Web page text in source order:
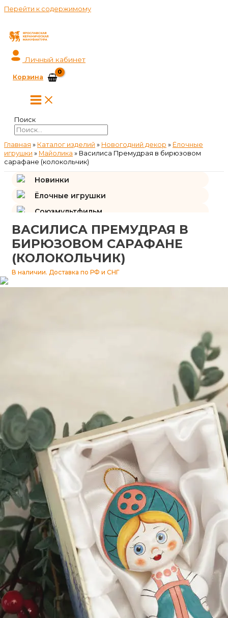
Перейти к содержимому
Личный кабинет
Корзина
Поиск
Главная » Каталог изделий » Новогодний декор » Ёлочные
игрушки » Майолика » Василиса Премудрая в бирюзовом
сарафане (колокольчик)
Новинки
Ёлочные игрушки
Союзмультфильм
Подарки и сувениры
Изразцы
ВАСИЛИСА ПРЕМУДРАЯ В
БИРЮЗОВОМ САРАФАНЕ
(КОЛОКОЛЬЧИК)
В наличии. Доставка по РФ и СНГ